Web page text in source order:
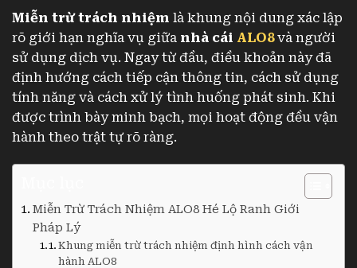
Miễn trừ trách nhiệm là khung nội dung xác lập
rõ giới hạn nghĩa vụ giữa nhà cái ALO8và người
sử dụng dịch vụ. Ngay từ đầu, điều khoản này đã
định hướng cách tiếp cận thông tin, cách sử dụng
tính năng và cách xử lý tình huống phát sinh. Khi
được trình bày minh bạch, mọi hoạt động đều vận
hành theo trật tự rõ ràng.
Miễn Trừ Trách Nhiệm ALO8 Hé Lộ Ranh Giới
Pháp Lý
Khung miễn trừ trách nhiệm định hình cách vận
hành ALO8